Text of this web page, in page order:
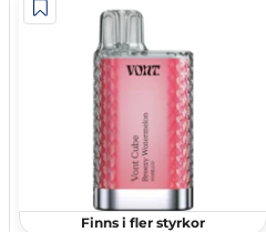
Finns i fler styrkor